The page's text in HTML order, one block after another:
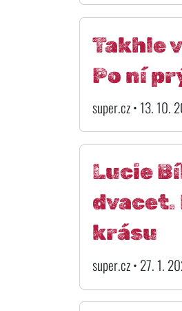
Takhle
Po ní
super.cz • 13. 10.
Lucie
dvacet.
krásu
super.cz • 27. 1.